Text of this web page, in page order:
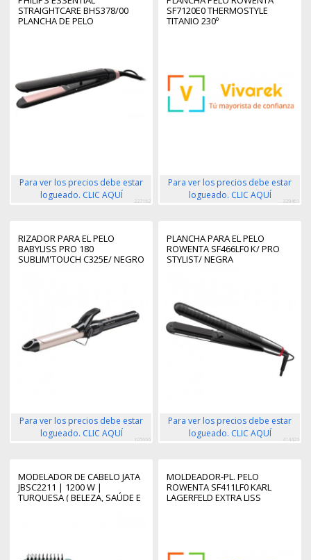
STRAIGHTCARE BHS378/00
PLANCHA DE PELO
Para ver los precios debe estar
logueado. CLIC AQUÍ
227162
SF7120E0 THERMOSTYLE
TITANIO 230º
Para ver los precios debe estar
logueado. CLIC AQUÍ
329461
RIZADOR PARA EL PELO
BABYLISS PRO 180
SUBLIM'TOUCH C325E/ NEGRO
Para ver los precios debe estar
logueado. CLIC AQUÍ
105666
PLANCHA PARA EL PELO
ROWENTA SF466LF0 K/ PRO
STYLIST/ NEGRA
Para ver los precios debe estar
logueado. CLIC AQUÍ
414426
MODELADOR DE CABELO JATA
JBSC2211 | 1200 W |
TURQUESA ( BELEZA, SAÚDE E
MOLDEADOR-PL. PELO
ROWENTA SF411LF0 KARL
LAGERFELD EXTRA LISS